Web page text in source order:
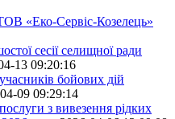
«Еко-Сервіс-Козелець»
сесії селищної ради
13 09:20:16
бойових дій
09 09:29:14
з вивезення рідких